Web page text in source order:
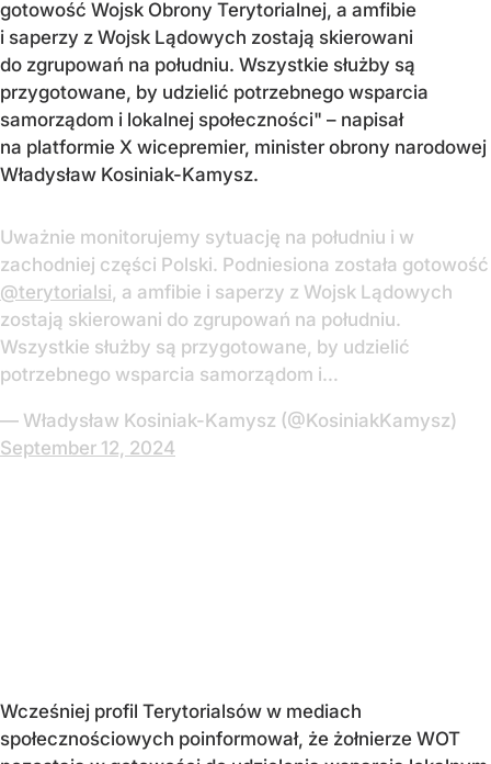
gotowość Wojsk Obrony Terytorialnej, a amfibie
i saperzy z Wojsk Lądowych zostają skierowani
do zgrupowań na południu. Wszystkie służby są
przygotowane, by udzielić potrzebnego wsparcia
samorządom i lokalnej społeczności" – napisał
na platformie X wicepremier, minister obrony narodowej
Władysław Kosiniak-Kamysz.
Uważnie monitorujemy sytuację na południu i w
zachodniej części Polski. Podniesiona została gotowość
@terytorialsi, a amfibie i saperzy z Wojsk Lądowych
zostają skierowani do zgrupowań na południu.
Wszystkie służby są przygotowane, by udzielić
potrzebnego wsparcia samorządom i…
— Władysław Kosiniak-Kamysz (@KosiniakKamysz)
September 12, 2024
Wcześniej profil Terytorialsów w mediach
społecznościowych poinformował, że żołnierze WOT